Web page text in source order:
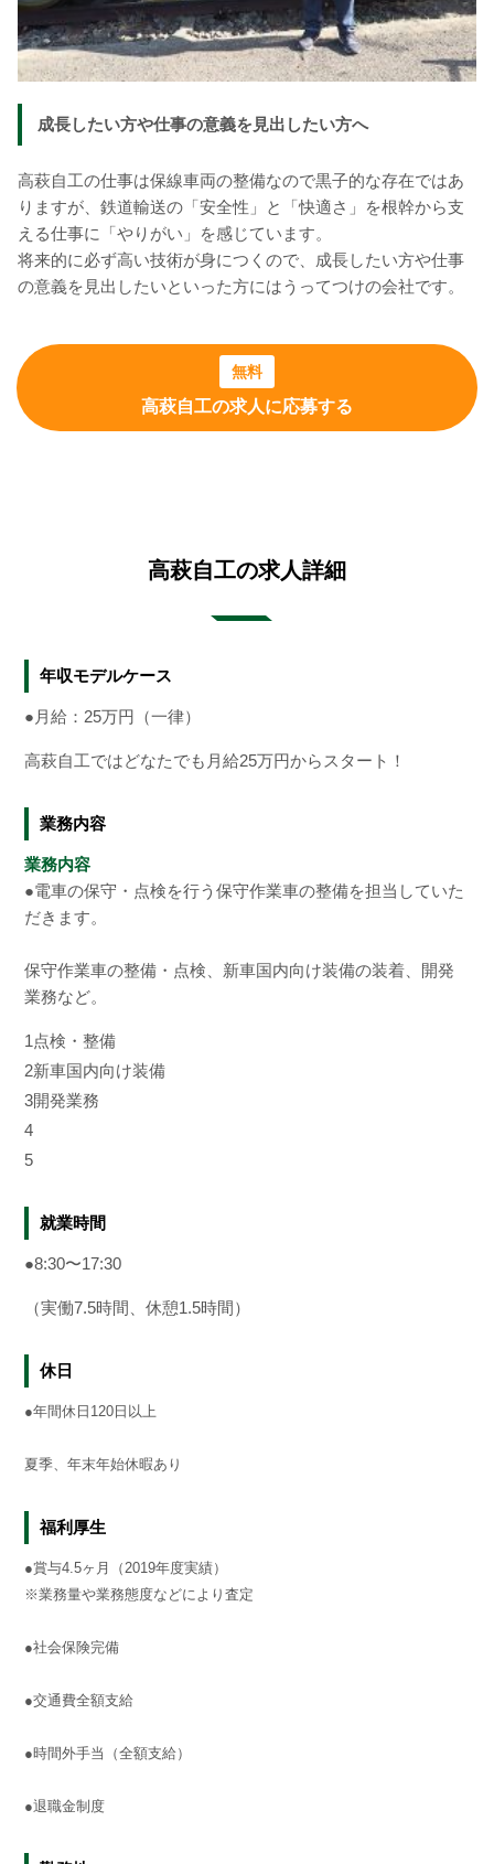
成長したい方や仕事の意義を見出したい方へ
高萩自工の仕事は保線車両の整備なので黒子的な存在ではあ
りますが、鉄道輸送の「安全性」と「快適さ」を根幹から支
える仕事に「やりがい」を感じています。
将来的に必ず高い技術が身につくので、成長したい方や仕事
の意義を見出したいといった方にはうってつけの会社です。
無料
高萩自工の求人に応募する
高萩自工の求人詳細
年収モデルケース
●月給：25万円（一律）
高萩自工ではどなたでも月給25万円からスタート！
業務内容
業務内容
●電車の保守・点検を行う保守作業車の整備を担当していた
だきます。
保守作業車の整備・点検、新車国内向け装備の装着、開発
業務など。
1 点検・整備
2新車国内向け装備
3開発業務
4
5
就業時間
●8:30〜17:30
（実働7.5時間、休憩1.5時間）
休日
●年間休日120日以上
夏季、年末年始休暇あり
福利厚生
●賞与4.5ヶ月（2019年度実績）
※業務量や業務態度などにより査定
●社会保険完備
●交通費全額支給
●時間外手当（全額支給）
●退職金制度